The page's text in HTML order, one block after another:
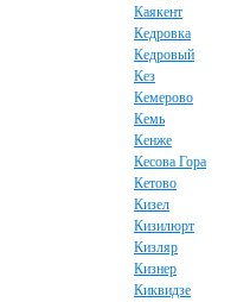
Каякент
Кедровка
Кедровый
Кез
Кемерово
Кемь
Кенже
Кесова Гора
Кетово
Кизел
Кизилюрт
Кизляр
Кизнер
Киквидзе